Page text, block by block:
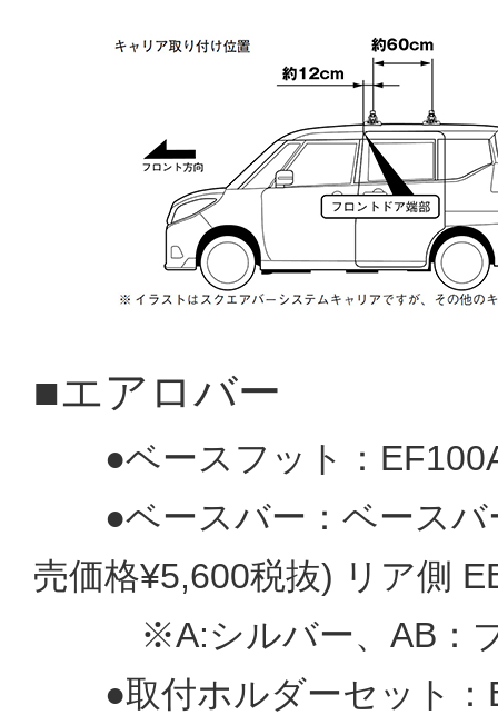
■エアロバー
●ベースフット：
●ベースバー：ベースバ
売価格¥5,600税抜) リア側
※A:シルバー、AB：ブ
●取付ホルダーセット：